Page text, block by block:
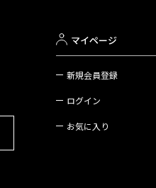
マイページ
新規会員登録
ログイン
お気に入り